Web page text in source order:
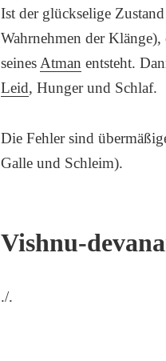
Ist der glückselige
Wahrnehmen der
seines Atman entsteht.
Leid, Hunger und Schlaf.
Die Fehler sind
Galle und Schleim).
Vishnu-
./.